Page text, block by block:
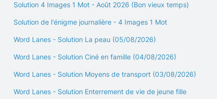
Solution 4 Images 1 Mot - Août 2026 (Bon vieux temps)
Solution de l'énigme journalière - 4 Images 1 Mot
Word Lanes - Solution La peau (05/08/2026)
Word Lanes - Solution Ciné en famille (04/08/2026)
Word Lanes - Solution Moyens de transport (03/08/2026)
Word Lanes - Solution Enterrement de vie de jeune fille